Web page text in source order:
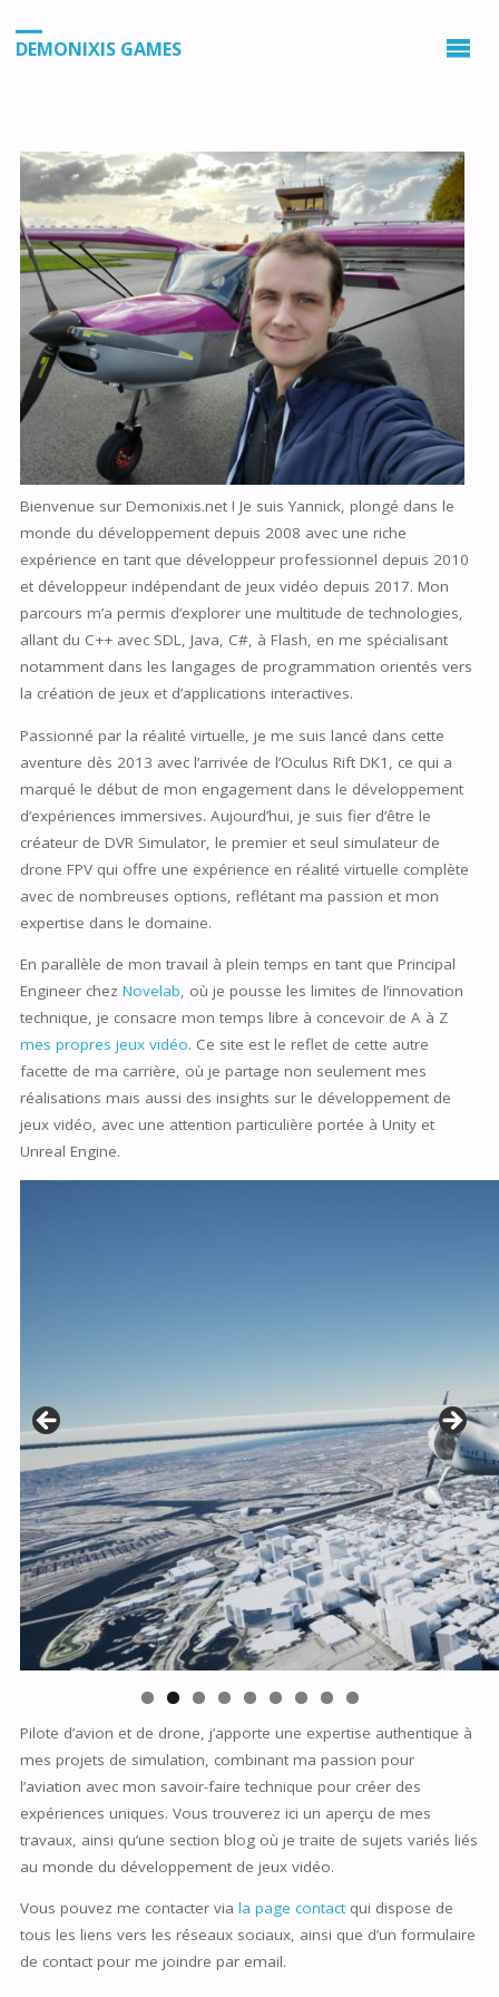
DEMONIXIS GAMES
Bienvenue sur Demonixis.net ! Je suis Yannick, plongé dans le
monde du développement depuis 2008 avec une riche
expérience en tant que développeur professionnel depuis 2010
et développeur indépendant de jeux vidéo depuis 2017. Mon
parcours m’a permis d’explorer une multitude de technologies,
allant du C++ avec SDL, Java, C#, à Flash, en me spécialisant
notamment dans les langages de programmation orientés vers
la création de jeux et d’applications interactives.
Passionné par la réalité virtuelle, je me suis lancé dans cette
aventure dès 2013 avec l’arrivée de l’Oculus Rift DK1, ce qui a
marqué le début de mon engagement dans le développement
d’expériences immersives. Aujourd’hui, je suis fier d’être le
créateur de DVR Simulator, le premier et seul simulateur de
drone FPV qui offre une expérience en réalité virtuelle complète
avec de nombreuses options, reflétant ma passion et mon
expertise dans le domaine.
En parallèle de mon travail à plein temps en tant que Principal
Engineer chez Novelab, où je pousse les limites de l’innovation
technique, je consacre mon temps libre à concevoir de A à Z
mes propres jeux vidéo. Ce site est le reflet de cette autre
facette de ma carrière, où je partage non seulement mes
réalisations mais aussi des insights sur le développement de
jeux vidéo, avec une attention particulière portée à Unity et
Unreal Engine.
Pilote d’avion et de drone, j’apporte une expertise authentique à
mes projets de simulation, combinant ma passion pour
l’aviation avec mon savoir-faire technique pour créer des
expériences uniques. Vous trouverez ici un aperçu de mes
travaux, ainsi qu’une section blog où je traite de sujets variés liés
au monde du développement de jeux vidéo.
Vous pouvez me contacter via la page contact qui dispose de
tous les liens vers les réseaux sociaux, ainsi que d’un formulaire
de contact pour me joindre par email.